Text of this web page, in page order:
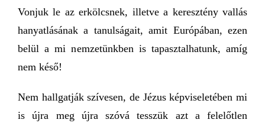
Vonjuk le az erkölcsnek, illetve a keresztény vallás
hanyatlásának a tanulságait, amit Európában, ezen
belül a mi nemzetünkben is tapasztalhatunk, amíg
nem késő!
Nem hallgatják szívesen, de Jézus képviseletében mi
is újra meg újra szóvá tesszük azt a felelőtlen